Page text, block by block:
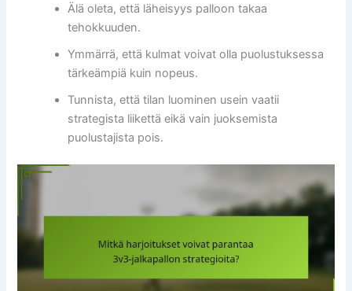
Älä oleta, että läheisyys palloon takaa
tehokkuuden.
Ymmärrä, että kulmat voivat olla puolustuksessa
tärkeämpiä kuin nopeus.
Tunnista, että tilan luominen usein vaatii
strategista liikettä eikä vain juoksemista
puolustajista pois.